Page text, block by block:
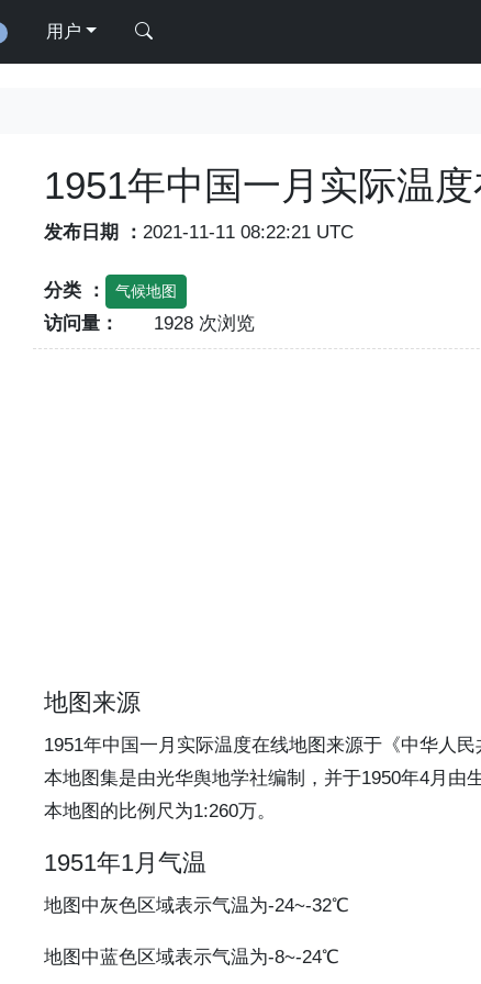
用户
1951年中国一月实际温度
发布日期 ： 2021-11-11 08:22:21 UTC
分类 ： 气候地图
访问量： 1928 次浏览
地图来源
1951年中国一月实际温度在线地图来源于《中华人民
本地图集是由光华舆地学社编制，并于1950年4月由
本地图的比例尺为1:260万。
1951年1月气温
地图中灰色区域表示气温为-24~-32℃
地图中蓝色区域表示气温为-8~-24℃